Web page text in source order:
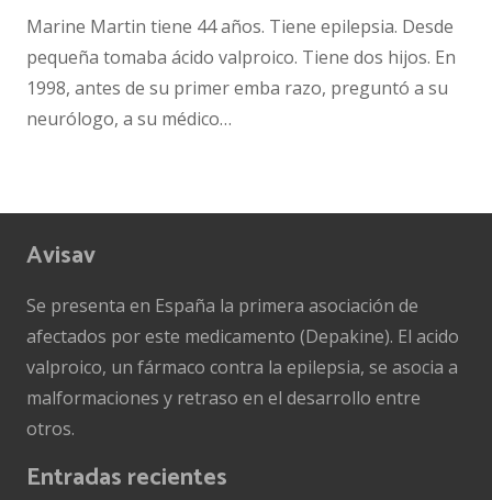
Marine Martin tiene 44 años. Tiene epilepsia. Desde
pequeña tomaba ácido valproico. Tiene dos hijos. En
1998, antes de su primer emba razo, preguntó a su
neurólogo, a su médico…
Avisav
Se presenta en España la primera asociación de
afectados por este medicamento (Depakine). El acido
valproico, un fármaco contra la epilepsia, se asocia a
malformaciones y retraso en el desarrollo entre
otros.
Entradas recientes